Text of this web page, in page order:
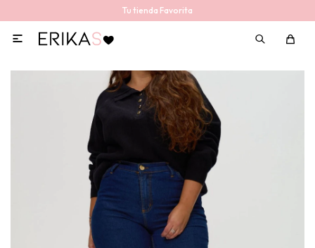
Tu tienda Favorita
